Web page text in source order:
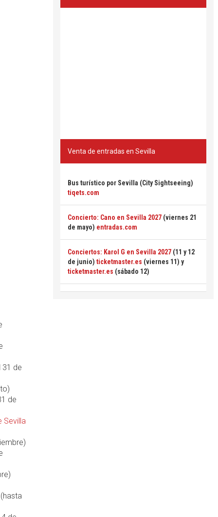
31 de
de
Sevilla
(hasta
Venta de entradas en Sevilla
Bus turístico por Sevilla (City Sightseeing)
tiqets.com
Concierto: Cano en Sevilla 2027 (viernes 21
de mayo) entradas.com
Conciertos: Karol G en Sevilla 2027 (11 y 12
de junio) ticketmaster.es (viernes 11) y
ticketmaster.es (sábado 12)